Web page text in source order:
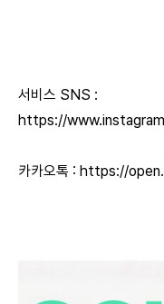
서비스 SNS :
https://
카카오톡 : https://